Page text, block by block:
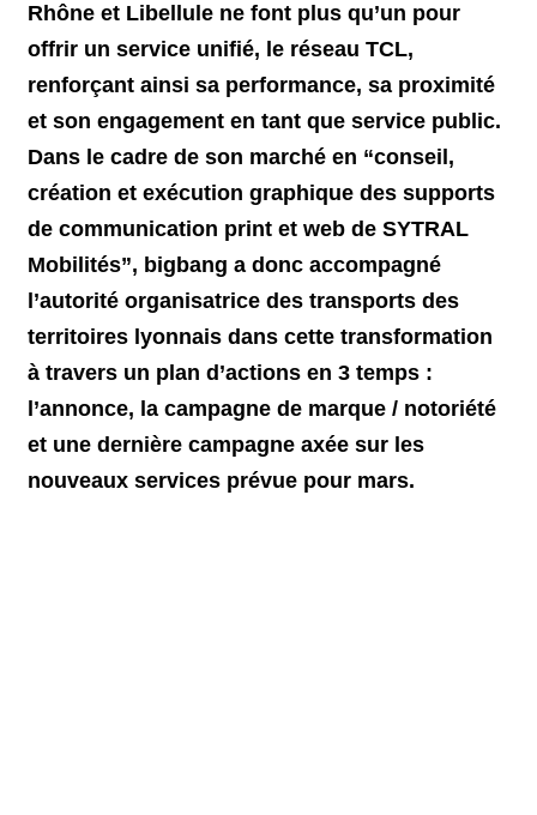
Rhône et Libellule ne font plus qu’un pour
offrir un service unifié, le réseau TCL,
renforçant ainsi sa performance, sa proximité
et son engagement en tant que service public.
Dans le cadre de son marché en “conseil,
création et exécution graphique des supports
de communication print et web de SYTRAL
Mobilités”, bigbang a donc accompagné
l’autorité organisatrice des transports des
territoires lyonnais dans cette transformation
à travers un plan d’actions en 3 temps :
l’annonce, la campagne de marque / notoriété
et une dernière campagne axée sur les
nouveaux services prévue pour mars.